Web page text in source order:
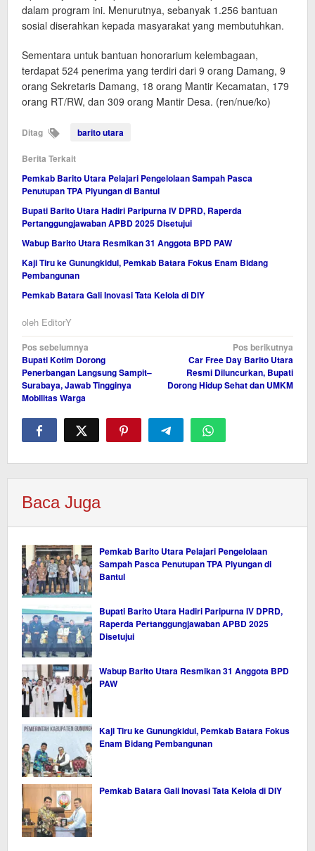
dalam program ini. Menurutnya, sebanyak 1.256 bantuan
sosial diserahkan kepada masyarakat yang membutuhkan.
Sementara untuk bantuan honorarium kelembagaan,
terdapat 524 penerima yang terdiri dari 9 orang Damang, 9
orang Sekretaris Damang, 18 orang Mantir Kecamatan, 179
orang RT/RW, dan 309 orang Mantir Desa. (ren/nue/ko)
Ditag barito utara
Berita Terkait
Pemkab Barito Utara Pelajari Pengelolaan Sampah Pasca
Penutupan TPA Piyungan di Bantul
Bupati Barito Utara Hadiri Paripurna IV DPRD, Raperda
Pertanggungjawaban APBD 2025 Disetujui
Wabup Barito Utara Resmikan 31 Anggota BPD PAW
Kaji Tiru ke Gunungkidul, Pemkab Batara Fokus Enam Bidang
Pembangunan
Pemkab Batara Gali Inovasi Tata Kelola di DIY
oleh EditorY
Navigasi
pos
Pos sebelumnya
Bupati Kotim Dorong
Penerbangan Langsung Sampit–
Surabaya, Jawab Tingginya
Mobilitas Warga
Pos berikutnya
Car Free Day Barito Utara
Resmi Diluncurkan, Bupati
Dorong Hidup Sehat dan UMKM
Baca Juga
Pemkab Barito Utara Pelajari Pengelolaan
Sampah Pasca Penutupan TPA Piyungan di
Bantul
Bupati Barito Utara Hadiri Paripurna IV DPRD,
Raperda Pertanggungjawaban APBD 2025
Disetujui
Wabup Barito Utara Resmikan 31 Anggota BPD
PAW
Kaji Tiru ke Gunungkidul, Pemkab Batara Fokus
Enam Bidang Pembangunan
Pemkab Batara Gali Inovasi Tata Kelola di DIY